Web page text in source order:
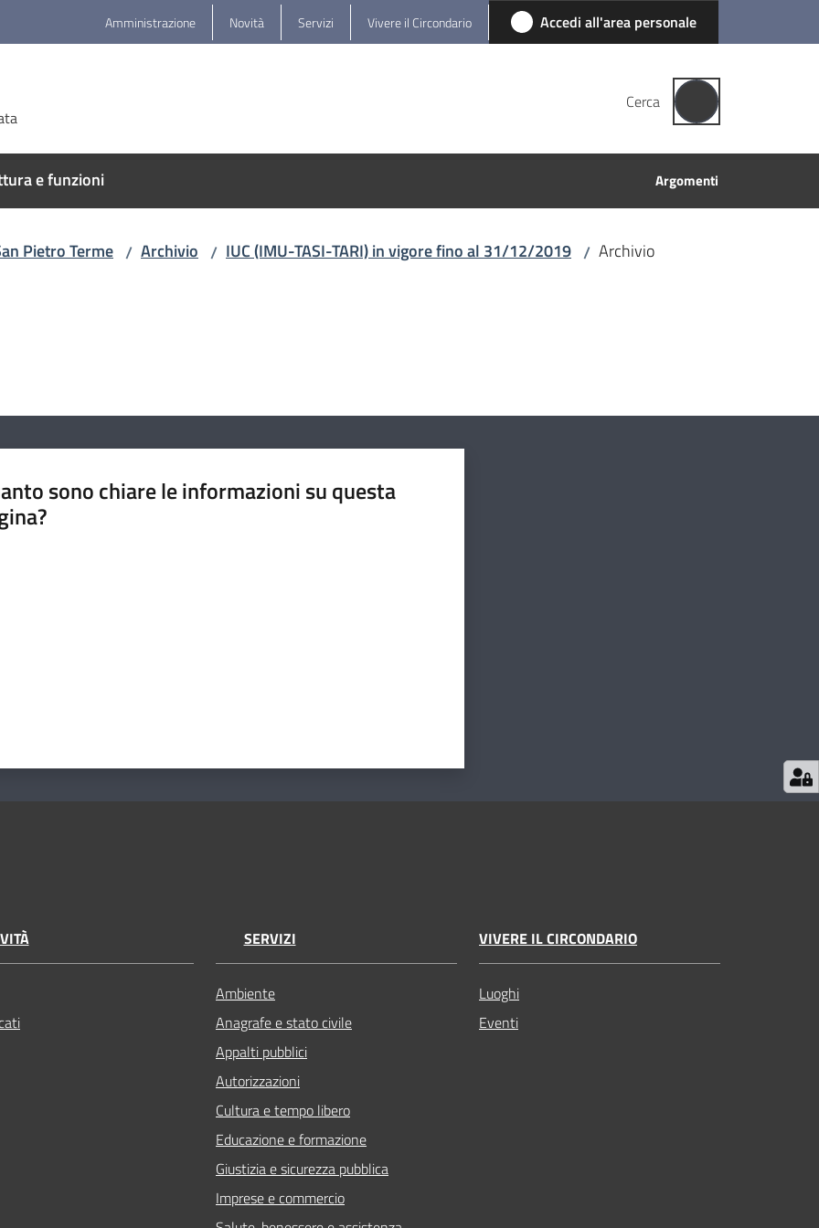
Amministrazione Novità Servizi Vivere il Circondario Accedi all'area personale
Cerca
e funzioni Argomenti
Pietro Terme / Archivio / IUC (IMU-TASI-TARI) in vigore fino al 31/12/2019 / Archivio
sono chiare le informazioni su questa
SERVIZI
Ambiente
Anagrafe e stato civile
Appalti pubblici
Autorizzazioni
Cultura e tempo libero
Educazione e formazione
Giustizia e sicurezza pubblica
Imprese e commercio
VIVERE IL CIRCONDARIO
Luoghi
Eventi